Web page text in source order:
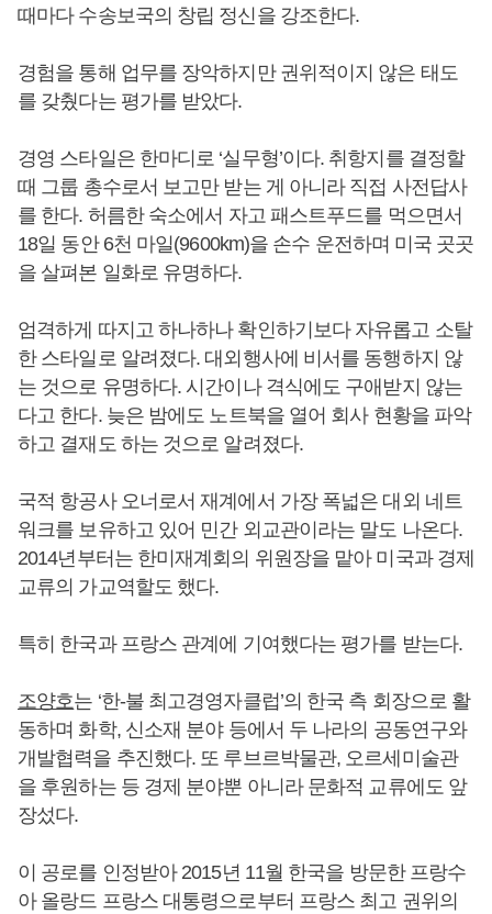
때마다 수송보국의 창립 정신을 강조한다.
경험을 통해 업무를 장악하지만 권위적이지 않은 태도
를 갖췄다는 평가를 받았다.
경영 스타일은 한마디로 ‘실무형’이다. 취항지를 결정할
때 그룹 총수로서 보고만 받는 게 아니라 직접 사전답사
를 한다. 허름한 숙소에서 자고 패스트푸드를 먹으면서
18일 동안 6천 마일(9600km)을 손수 운전하며 미국 곳곳
을 살펴본 일화로 유명하다.
엄격하게 따지고 하나하나 확인하기보다 자유롭고 소탈
한 스타일로 알려졌다. 대외행사에 비서를 동행하지 않
는 것으로 유명하다. 시간이나 격식에도 구애받지 않는
다고 한다. 늦은 밤에도 노트북을 열어 회사 현황을 파악
하고 결재도 하는 것으로 알려졌다.
국적 항공사 오너로서 재계에서 가장 폭넓은 대외 네트
워크를 보유하고 있어 민간 외교관이라는 말도 나온다.
2014년부터는 한미재계회의 위원장을 맡아 미국과 경제
교류의 가교역할도 했다.
특히 한국과 프랑스 관계에 기여했다는 평가를 받는다.
조양호는 ‘한-불 최고경영자클럽’의 한국 측 회장으로 활
동하며 화학, 신소재 분야 등에서 두 나라의 공동연구와
개발협력을 추진했다. 또 루브르박물관, 오르세미술관
을 후원하는 등 경제 분야뿐 아니라 문화적 교류에도 앞
장섰다.
이 공로를 인정받아 2015년 11월 한국을 방문한 프랑수
아 올랑드 프랑스 대통령으로부터 프랑스 최고 권위의